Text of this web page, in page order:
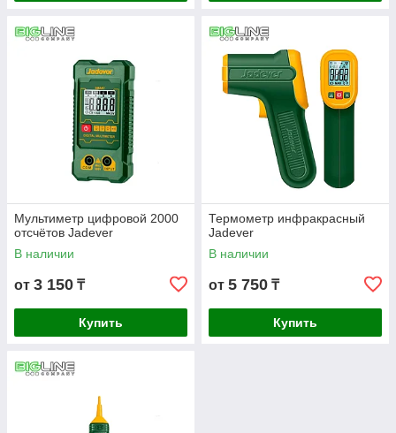
Мультиметр цифровой 2000
отсчётов Jadever
В наличии
от 3 150 ₸
Купить
Термометр инфракрасный
Jadever
В наличии
от 5 750 ₸
Купить